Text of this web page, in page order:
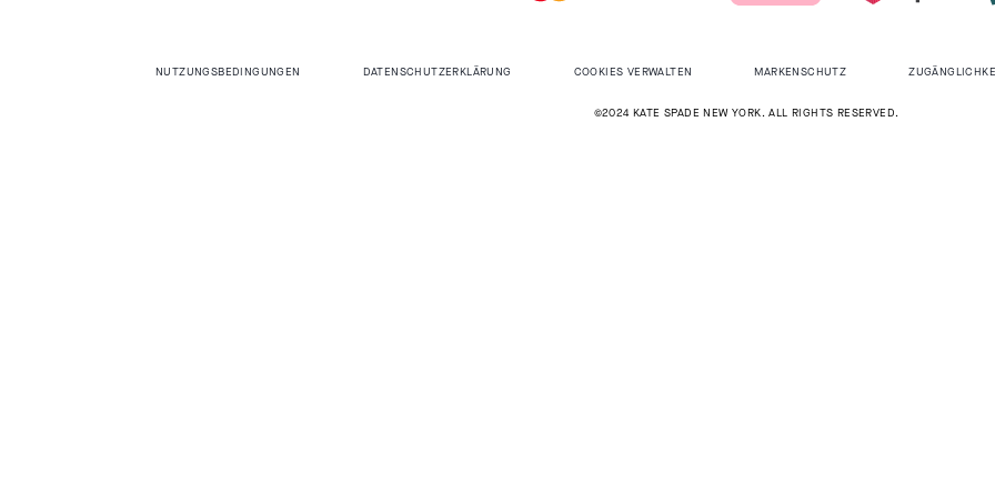
NUTZUNGSBEDINGUNGEN DATENSCHUTZERKLÄRUNG COOKIES VERWALTEN MARKENSCHUTZ
©2024 KATE SPADE NEW YORK. ALL RIGHTS RESERVED.